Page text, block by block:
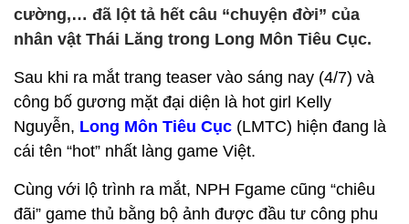
cường,… đã lột tả hết câu “chuyện đời” của
nhân vật Thái Lăng trong Long Môn Tiêu Cục.
Sau khi ra mắt trang teaser vào sáng nay (4/7) và
công bố gương mặt đại diện là hot girl Kelly
Nguyễn, Long Môn Tiêu Cục (LMTC) hiện đang là
cái tên “hot” nhất làng game Việt.
Cùng với lộ trình ra mắt, NPH Fgame cũng “chiêu
đãi” game thủ bằng bộ ảnh được đầu tư công phu